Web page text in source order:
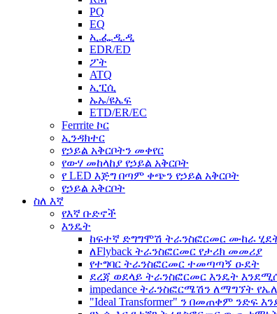
PQ
EQ
ኢ.ፌ.ዲ.ዲ
EDR/ED
ፖት
ATQ
ኢፒሲ
ኡኡ/ዩኤፍ
ETD/ER/EC
Ferrrite ኮር
ኢንዳክተር
የኃይል አቅርቦትን መቀየር
የውሃ መከላከያ የኃይል አቅርቦት
የ LED እጅግ በጣም ቀጭን የኃይል አቅርቦት
የኃይል አቅርቦት
ስለ እኛ
የእኛ ቡድኖች
እንዴት
ከፍተኛ ድግግሞሽ ትራንስፎርመር ሙከራ
ለFlyback ትራንስፎርመር የታሪክ መመሪያ
የተግባር ትራንስፎርመር ተመጣጣኝ ዑደት
ደረጃ ወደላይ ትራንስፎርመር እንዴት
impedance ትራንስፎርሜሽን ለማግኘት
"Ideal Transformer" ን በመጠቀም ንድፍ